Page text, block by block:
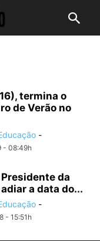
termina o
de Verão no
-
- 08:49h
da
a data do...
-
- 15:51h